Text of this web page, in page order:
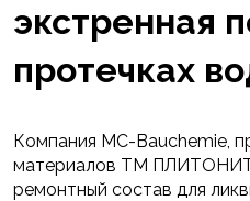
экстренная
протечках
Компания MC-Bauchemie,
материалов ТМ ПЛИТОНИТ,
ремонтный состав для